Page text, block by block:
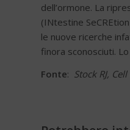
dell’ormone. La
(INtestine
le nuove ricerche
finora sconosciuti.
Fonte: Stock RJ,